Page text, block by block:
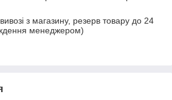
з магазину, резерв товару до 24
менеджером)